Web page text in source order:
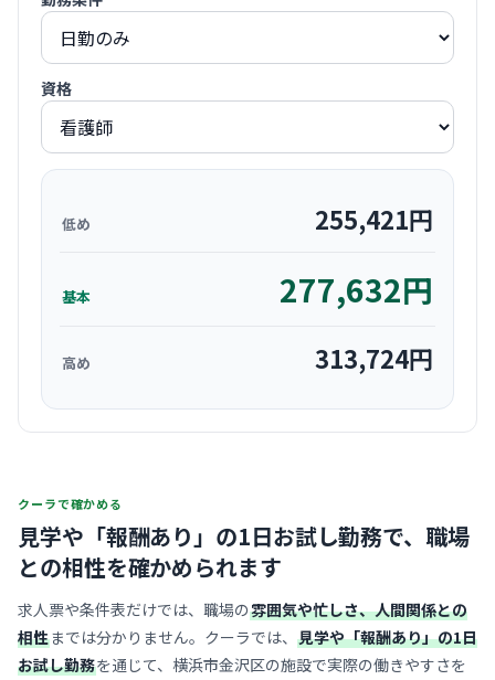
資格
低め 255,421円
基本 277,632円
高め 313,724円
クーラで確かめる
見学や「報酬あり」の1日お試し勤務で、 職場
との相性を確かめられます
求人票や条件表だけでは、職場の雰囲気や忙しさ、人間関係との
相性までは分かりません。クーラでは、 見学や「報酬あり」の1日
お試し勤務を通じて、横浜市金沢区の施設で実際の働きやすさを